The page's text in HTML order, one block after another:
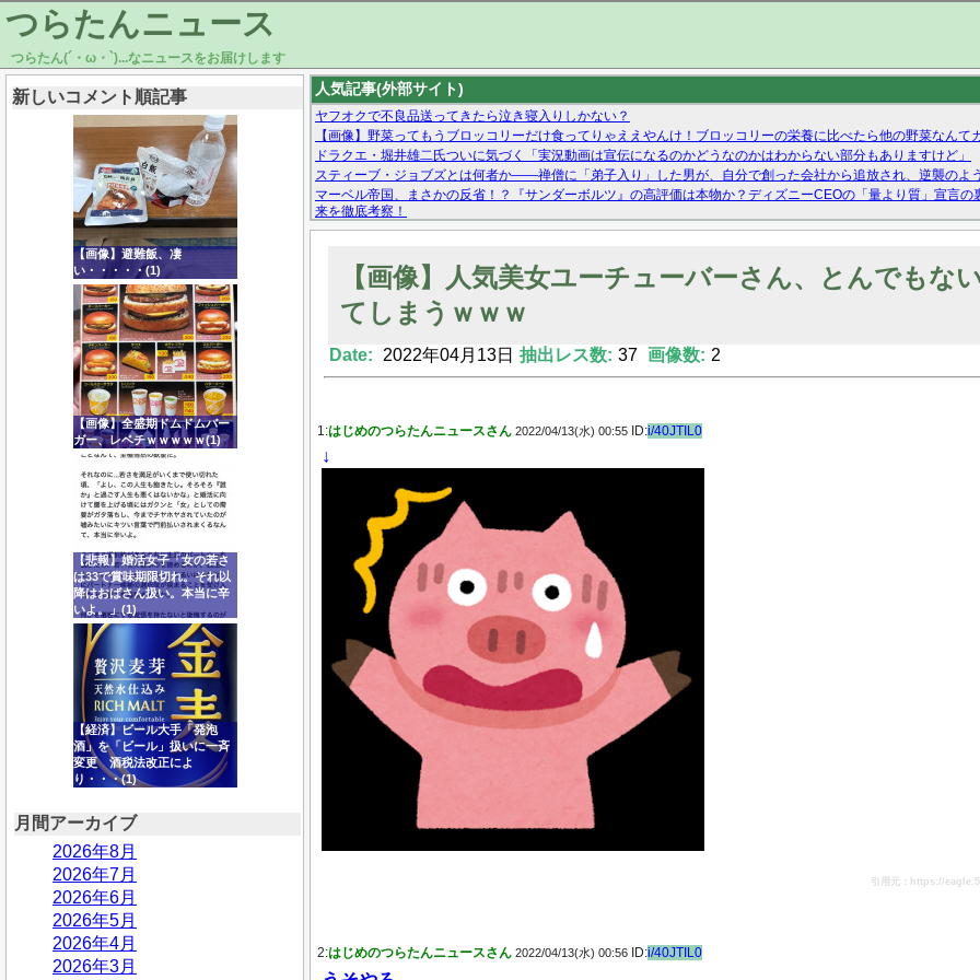
つらたんニュース
つらたん(´・ω・`)...なニュースをお届けします
新しいコメント順記事
【画像】避難飯、凄
い・・・・・(1)
【画像】全盛期ドムドムバー
ガー、レベチｗｗｗｗｗ(1)
【悲報】婚活女子「女の若さ
は33で賞味期限切れ。それ以
降はおばさん扱い。本当に辛
いよ。」(1)
【経済】ビール大手「発泡
酒」を「ビール」扱いに一斉
変更 酒税法改正によ
り・・・(1)
月間アーカイブ
2026年8月
2026年7月
2026年6月
2026年5月
2026年4月
2026年3月
人気記事(外部サイト)
ヤフオクで不良品送ってきたら泣き寝入りしかない？
【画像】野菜ってもうブロッコリーだけ食ってりゃええやんけ！ブロッコリーの栄養に比べたら他の野菜なんて
ドラクエ・堀井雄二氏ついに気づく「実況動画は宣伝になるのかどうなのかはわからない部分もありますけど」
スティーブ・ジョブズとは何者か——禅僧に「弟子入り」した男が、自分で創った会社から追放され、逆襲のよ
マーベル帝国、まさかの反省！？『サンダーボルツ』の高評価は本物か？ディズニーCEOの「量より質」宣言
来を徹底考察！
【モー娘。石田亜佑美】ファーストテイク出演も新規獲得ならず？北川莉央が1位に
Powered by livedoor 相互RSS
【画像】人気美女ユーチューバーさん、とんでもな
てしまうｗｗｗ
Date: 2022年04月13日 抽出レス数: 37 画像数: 2
1:はじめのつらたんニュースさん 2022/04/13(水) 00:55 ID:i/40JTIL0
↓
引用元：https://
2:はじめのつらたんニュースさん 2022/04/13(水) 00:56 ID:i/40JTIL0